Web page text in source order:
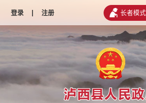
登录 | 注册 长者模式